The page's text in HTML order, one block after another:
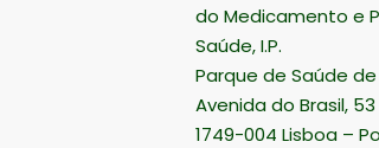
do Medicamento e
Saúde, I.P.
Parque de Saúde
Avenida do Brasil, 53
1749-004 Lisboa –